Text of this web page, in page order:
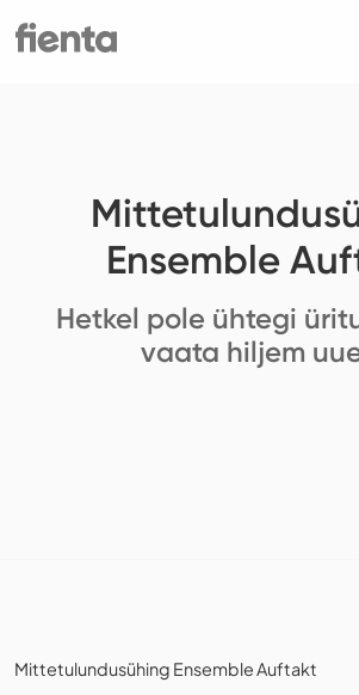
Ensemble
Hetkel pole ühtegi
vaata hiljem
Mittetulundusühing Ensemble Auftakt